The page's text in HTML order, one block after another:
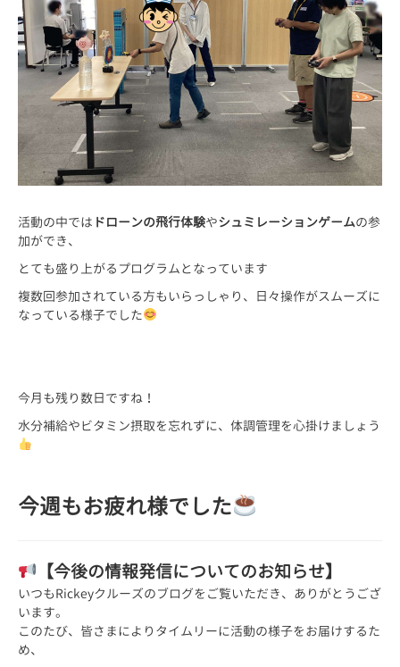
活動の中では ドローンの飛行体験やシュミレーションゲームの参
加ができ、
とても盛り上がるプログラムとなっています
複数回参加されている方もいらっしゃり、日々操作がスムーズに
なっている様子でした
今月も残り数日ですね！
水分補給やビタミン摂取を忘れずに、体調管理を心掛けましょう
今週もお疲れ様でした
【今後の情報発信についてのお知らせ】
いつもRickeyクルーズのブログをご覧いただき、ありがとうござ
います。
このたび、皆さまによりタイムリーに活動の様子をお届けするた
め、